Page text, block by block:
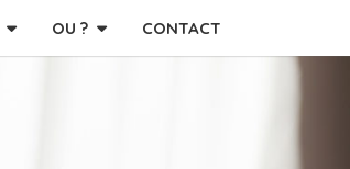
OU ? CONTACT